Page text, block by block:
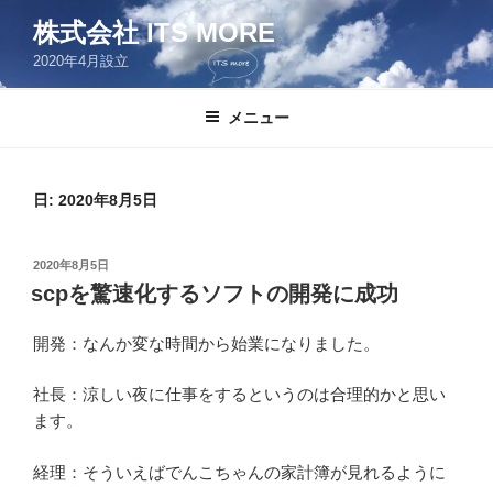
ン
株式会社 ITS MORE
2020年4月設立
メニュー
日: 2020年8月5日
投
日:
2020年8月5日
scpを驚速化するソフトの開発に成功
開発：なんか変な時間から始業になりました。
社長：涼しい夜に仕事をするというのは合理的かと思い
ます。
経理：そういえばでんこちゃんの家計簿が見れるように